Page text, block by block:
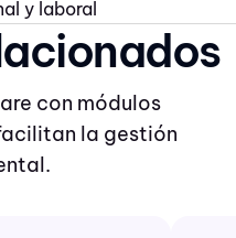
y laboral
con módulos
la gestión